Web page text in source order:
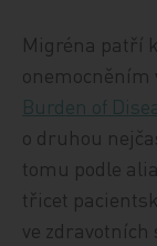
Migréna patří
onemocněním
Burden of
o druhou
tomu podle
třicet
ve